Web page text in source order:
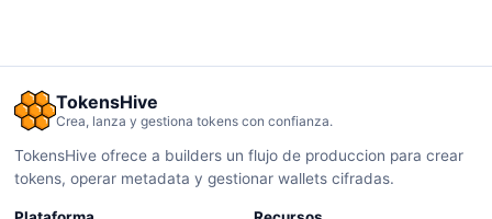
TokensHive
Crea, lanza y gestiona tokens con confianza.
TokensHive ofrece a builders un flujo de produccion para crear
tokens, operar metadata y gestionar wallets cifradas.